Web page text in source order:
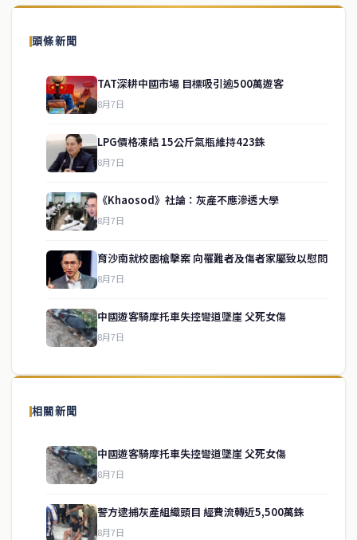
頭條新聞
TAT深耕中國市場 目標吸引逾500萬遊客
8月7日
LPG價格凍結 15公斤氣瓶維持423銖
8月7日
《Khaosod》社論：灰產不應滲透大學
8月7日
育沙南就校園槍擊案 向罹難者及傷者家屬致以慰問
8月7日
中國遊客騎摩托車失控彎道墜崖 父死女傷
8月7日
相關新聞
中國遊客騎摩托車失控彎道墜崖 父死女傷
8月7日
警方逮捕灰產組織頭目 經費流轉近5,500萬銖
8月7日
關於我們
泰國中文新聞（TCN）是一家總部設於曼谷的中文新聞媒體，致力於
供即時、客觀、多元的中文新聞內容。
service@thaichinesenews.com